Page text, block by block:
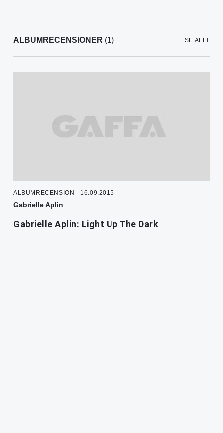
ALBUMRECENSIONER (1) SE ALLT
ALBUMRECENSION - 16.09.2015
Gabrielle Aplin
Gabrielle Aplin: Light Up The Dark